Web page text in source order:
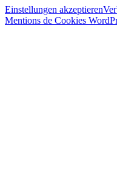
Einstellungen akzeptieren
Mentions de Cookies